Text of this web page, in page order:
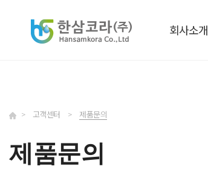
회사소개
> 고객센터 > 제품문의
제품문의